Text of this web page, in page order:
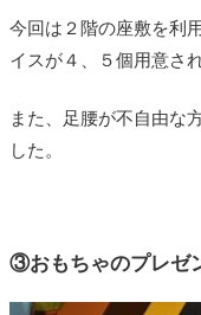
今回は２階の座敷を利
イスが４、５個用意さ
また、足腰が不自由な
した。
③おもちゃのプレゼ